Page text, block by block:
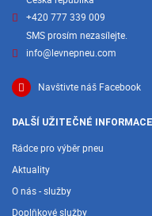
+420 777 339 009
SMS prosím nezasílejte.
info@levnepneu.com
Navštivte náš Facebook
DALŠÍ UŽITEČNÉ INFORMACE
Rádce pro výběr pneu
Aktuality
O nás - služby
Doplňkové služby